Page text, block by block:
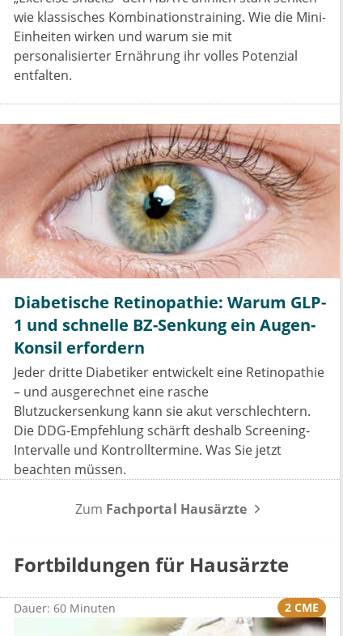
wie klassisches Kombinationstraining. Wie die Mini-
Einheiten wirken und warum sie mit
personalisierter Ernährung ihr volles Potenzial
entfalten.
Diabetische Retinopathie: Warum GLP-
1 und schnelle BZ-Senkung ein Augen-
Konsil erfordern
Jeder dritte Diabetiker entwickelt eine Retinopathie
– und ausgerechnet eine rasche
Blutzuckersenkung kann sie akut verschlechtern.
Die DDG-Empfehlung schärft deshalb Screening-
Intervalle und Kontrolltermine. Was Sie jetzt
beachten müssen.
Zum Fachportal Hausärzte
Fortbildungen für Hausärzte
Dauer: 60 Minuten 2 CME